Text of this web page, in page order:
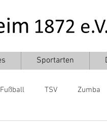
Sportarten
Fußball TSV Zumba